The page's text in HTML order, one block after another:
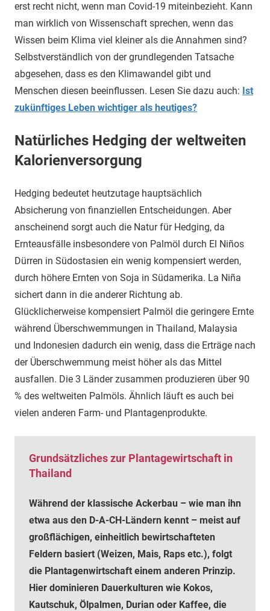
erst recht nicht, wenn man Covid-19 miteinbezieht. Kann
man wirklich von Wissenschaft sprechen, wenn das
Wissen beim Klima viel kleiner als die Annahmen sind?
Selbstverständlich von der grundlegenden Tatsache
abgesehen, dass es den Klimawandel gibt und
Menschen diesen beeinflussen. Lesen Sie dazu auch: Ist
zukünftiges Leben wichtiger als heutiges?
Natürliches Hedging der weltweiten
Kalorienversorgung
Hedging bedeutet heutzutage hauptsächlich
Absicherung von finanziellen Entscheidungen. Aber
anscheinend sorgt auch die Natur für Hedging, da
Ernteausfälle insbesondere von Palmöl durch El Niños
Dürren in Südostasien ein wenig kompensiert werden,
durch höhere Ernten von Soja in Südamerika. La Niña
sichert dann in die anderer Richtung ab.
Glücklicherweise kompensiert Palmöl die geringere Ernte
während Überschwemmungen in Thailand, Malaysia
und Indonesien dadurch ein wenig, dass die Erträge nach
der Überschwemmung meist höher als das Mittel
ausfallen. Die 3 Länder zusammen produzieren über 90
% des weltweiten Palmöls. Ähnlich läuft es auch bei
vielen anderen Farm- und Plantagenprodukte.
Grundsätzliches zur Plantagewirtschaft in
Thailand
Während der klassische Ackerbau – wie man ihn
etwa aus den D-A-CH-Ländern kennt – meist auf
großflächigen, einheitlich bewirtschafteten
Feldern basiert (Weizen, Mais, Raps etc.), folgt
die Plantagenwirtschaft einem anderen Prinzip.
Hier dominieren Dauerkulturen wie Kokos,
Kautschuk, Ölpalmen, Durian oder Kaffee, die